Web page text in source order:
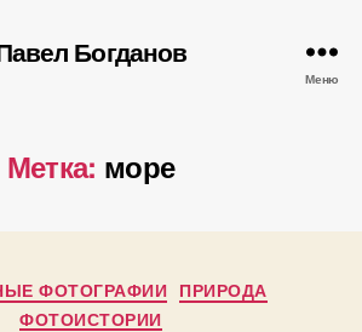
Богданов
Меню
Метка: море
Рубрики
ФОТОГРАФИИ ПРИРОДА
ФОТОИСТОРИИ
А
в